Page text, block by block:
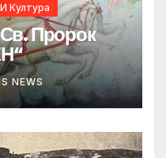
Култура
Пророк
NEWS